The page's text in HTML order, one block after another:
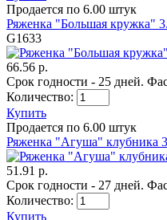
Продается по 6.00 штук
Ряженка "Большая кружка"
G1633
66.56 р.
Срок годности - 25 дней.
Количество:
Купить
Продается по 6.00 штук
Ряженка "Агуша" клубника
51.91 р.
Срок годности - 27 дней.
Количество:
Купить